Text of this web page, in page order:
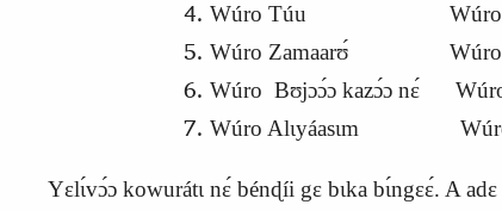
Wúro Túu Wúro
Wúro Zamaarʊ́ Wúro
Wúro Bʊjɔɔ́ɔ kazɔ́ɔ nɛ́
Wúro Alɩyáasɩm Wúro
Yɛlɩ́vɔ́ɔ kowurátɩ nɛ́ bénɖíi gɛ bɩka bɩ́ngɛɛ́. A